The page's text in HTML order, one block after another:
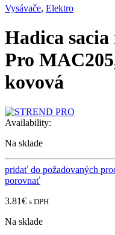
Vysávače, Elektro
Hadica
Pro
kovová
Availability:
Na sklade
pridať do požadovaných
porovnať
3.81€ s DPH
Na sklade